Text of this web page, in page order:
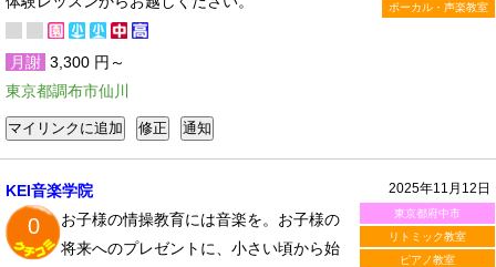
ボーカル・声楽教室
月謝 3,300 円～
東京都調布市仙川
2025年11月12日
東京都府中市
リトミック教室
ピアノ教室
KEI音楽学院
0
お子様の情操教育には音楽を。お子様の
将来へのプレゼントに、小さい頃から始